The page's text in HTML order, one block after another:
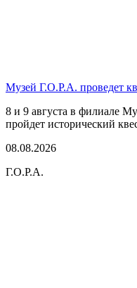
Музей Г.О.Р.А. проведет
8 и 9 августа в филиале
пройдет исторический
08.08.2026
Г.О.Р.А.